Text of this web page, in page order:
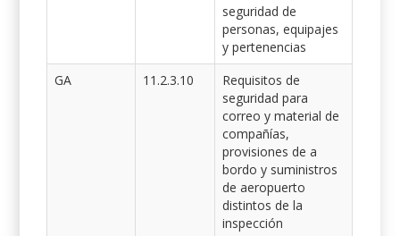
seguridad de
personas, equipajes
y pertenencias
GA
11.2.3.10
Requisitos de
seguridad para
correo y material de
compañías,
provisiones de a
bordo y suministros
de aeropuerto
distintos de la
inspección